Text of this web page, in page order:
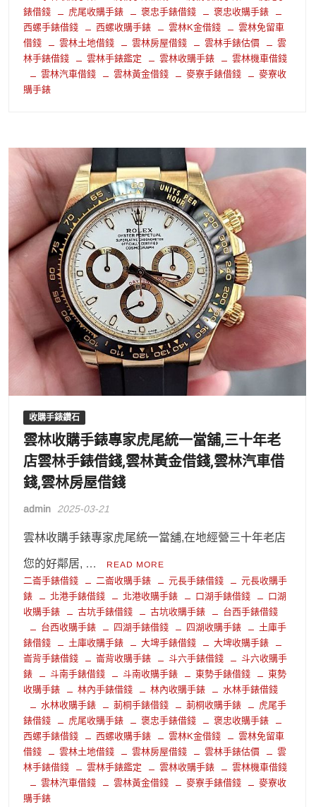
錶借錢
虎尾收購手錶 褒忠手錶借錢
褒忠收購手錶
西螺手錶借錢
西螺收購手錶 雲林K金借錢
雲林免留車
借錢
雲林土地借錢 雲林房屋借錢 雲林手錶估價
雲
林手錶借錢
雲林手錶鑑定 雲林收購手錶
雲林機車借錢
雲林汽車借錢
雲林黃金借錢 麥寮手錶借錢
麥寮收
購手錶
收購手錶鑽石
雲林收購手錶專家虎尾統一當舖,三十年老
店雲林手錶借錢,雲林黃金借錢,雲林汽車借
錢,雲林房屋借錢
admin 2025-03-21
雲林收購手錶專家虎尾統一當舖,在地經營三十年老店
您的好鄰居, … READ MORE
二崙手錶借錢 二崙收購手錶 元長手錶借錢
元長收購手
錶
北港手錶借錢 北港收購手錶 口湖手錶借錢
口湖
收購手錶
古坑手錶借錢 古坑收購手錶
台西手錶借錢
台西收購手錶
四湖手錶借錢 四湖收購手錶
土庫手
錶借錢
土庫收購手錶 大埤手錶借錢
大埤收購手錶
崙背手錶借錢
崙背收購手錶 斗六手錶借錢
斗六收購手
錶
斗南手錶借錢 斗南收購手錶 東勢手錶借錢
東勢
收購手錶
林內手錶借錢 林內收購手錶
水林手錶借錢
水林收購手錶
莿桐手錶借錢 莿桐收購手錶
虎尾手
錶借錢
虎尾收購手錶 褒忠手錶借錢
褒忠收購手錶
西螺手錶借錢
西螺收購手錶 雲林K金借錢
雲林免留車
借錢
雲林土地借錢 雲林房屋借錢 雲林手錶估價
雲
林手錶借錢
雲林手錶鑑定 雲林收購手錶
雲林機車借錢
雲林汽車借錢
雲林黃金借錢 麥寮手錶借錢
麥寮收
購手錶